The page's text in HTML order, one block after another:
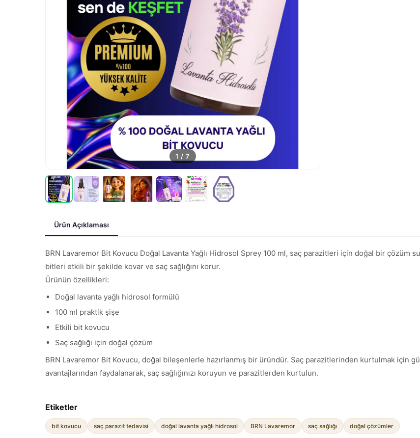
1 / 7
Ürün Açıklaması
BRN Lavaremor Bit Kovucu Doğal Lavanta Yağlı Hidrosol Sprey 100 ml, saç parazitleri için doğal bir çözüm
bitleri etkili bir şekilde kovar ve saç sağlığını korur.
Ürünün özellikleri:
Doğal lavanta yağlı hidrosol formülü
100 ml praktik şişe
Etkili bit kovucu
Saç sağlığı için doğal çözüm
BRN Lavaremor Bit Kovucu, doğal bileşenlerle hazırlanmış bir üründür. Saç parazitlerinden kurtulmak için
avantajlarından faydalanarak, saç sağlığınızı koruyun ve parazitlerden kurtulun.
Etiketler
bit kovucu saç parazit tedavisi doğal lavanta yağlı hidrosol BRN Lavaremor saç sağlığı doğal çözümler